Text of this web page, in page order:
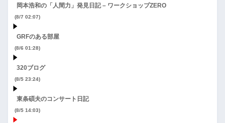
岡本浩和の「人間力」発見日記 – ワークショップZERO
(8/7 02:07)
GRFのある部屋
(8/6 01:28)
320ブログ
(8/5 23:24)
東条碩夫のコンサート日記
(8/5 14:03)